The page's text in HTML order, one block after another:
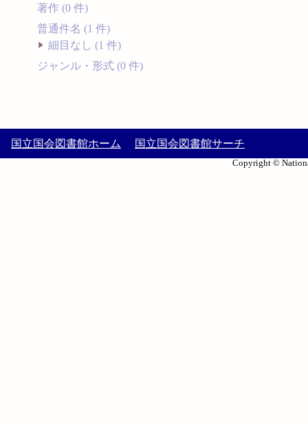
著作 (0 件)
普通件名 (1 件)
細目なし (1 件)
ジャンル・形式 (0 件)
国立国会図書館ホーム 国立国会図書館サーチ
Copyright ©